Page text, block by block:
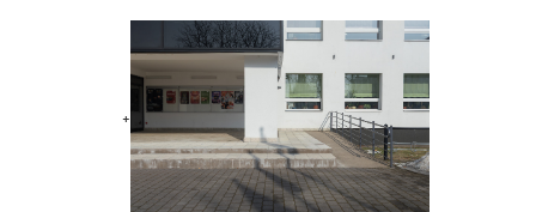
+